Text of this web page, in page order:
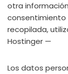
otra
consentimiento
recopilada,
Hostinger —
Los datos